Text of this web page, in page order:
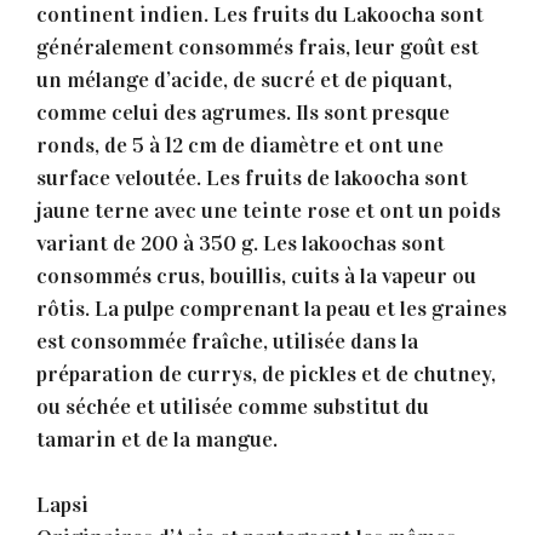
continent indien. Les fruits du Lakoocha sont
généralement consommés frais, leur goût est
un mélange d’acide, de sucré et de piquant,
comme celui des agrumes. Ils sont presque
ronds, de 5 à 12 cm de diamètre et ont une
surface veloutée. Les fruits de lakoocha sont
jaune terne avec une teinte rose et ont un poids
variant de 200 à 350 g. Les lakoochas sont
consommés crus, bouillis, cuits à la vapeur ou
rôtis. La pulpe comprenant la peau et les graines
est consommée fraîche, utilisée dans la
préparation de currys, de pickles et de chutney,
ou séchée et utilisée comme substitut du
tamarin et de la mangue.
Lapsi